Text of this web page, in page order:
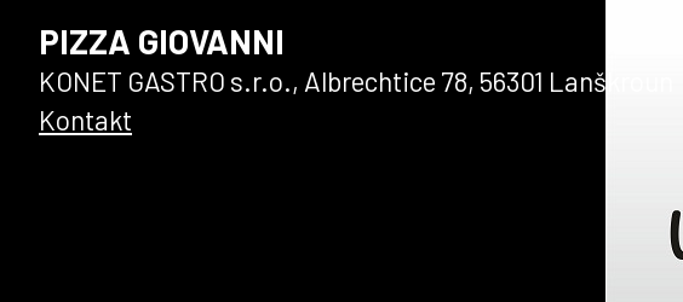
PIZZA GIOVANNI
KONET GASTRO s.r.o., Albrechtice 78, 56301 Lanškroun
Kontakt